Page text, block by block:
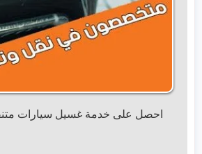
احصل على خدمة غسيل سيارات